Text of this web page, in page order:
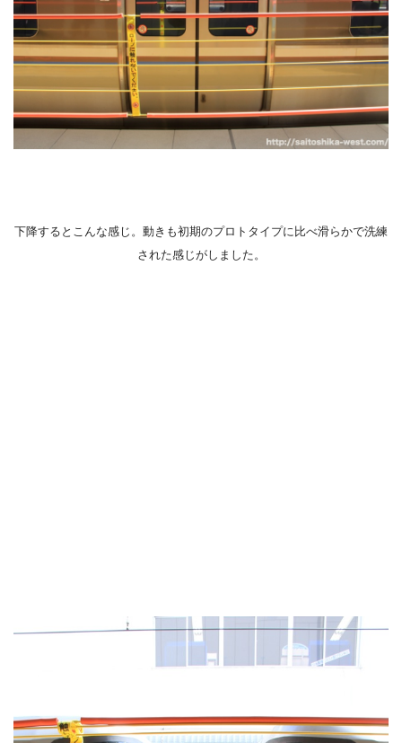
下降するとこんな感じ。動きも初期のプロトタイプに比べ滑らかで洗練
された感じがしました。